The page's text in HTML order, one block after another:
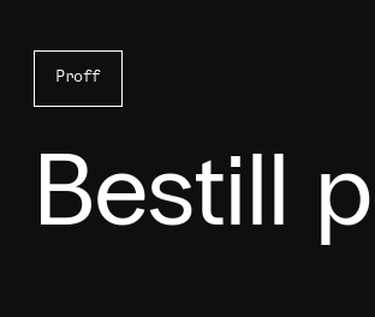
Proff
Bestill